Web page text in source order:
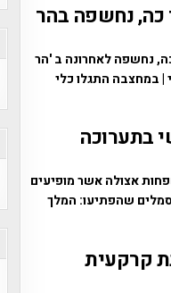
כה, נחשפה בהר
נחשפה לאחרונה ב 'הר
במחצבה התגלו כלי
בתערוכה
אצולה אשר מופיעים
שהפתיעו: המלך
קרקעית